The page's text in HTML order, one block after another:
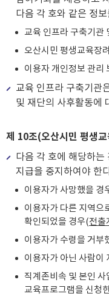
다음 각 호와 같은 정
교육 인프라 구축기관
오산시민 평생교육장
이용자 개인정보 관리
교육 인프라 구축기관
및 재단의 사후활동에
제 10조(오산시민 평생
다음 각 호에 해당하는
지급을 중지하여야 한
이용자가 사망했을 경
이용자가 다른 지역으
확인되었을 경우(전출
이용자가 수령을 거부
이용자가 아닌 사람이
직계존비속 및 본인
교육프로그램을 신청